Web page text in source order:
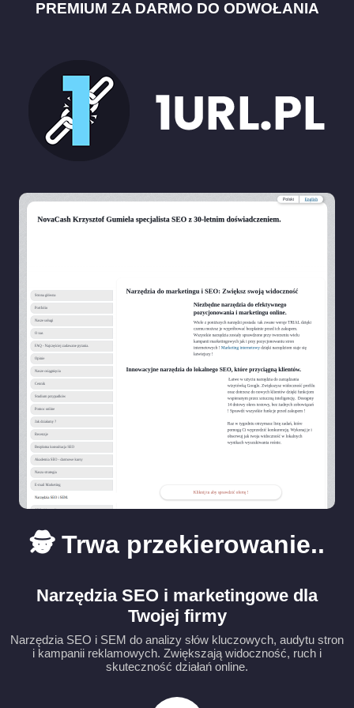
PREMIUM ZA DARMO DO ODWOŁANIA
🕵️ Trwa przekierowanie..
Narzędzia SEO i marketingowe dla
Twojej firmy
Narzędzia SEO i SEM do analizy słów kluczowych, audytu stron
i kampanii reklamowych. Zwiększają widoczność, ruch i
skuteczność działań online.